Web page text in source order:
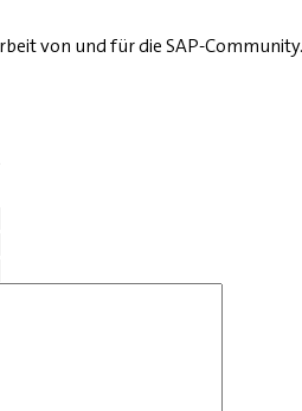
von und für die SAP-Community.